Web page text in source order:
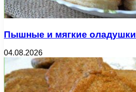
Пышные и мягкие оладушки
04.08.2026